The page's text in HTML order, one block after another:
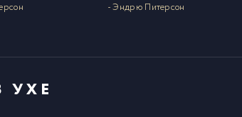
- Эндрю Питерсон
УХЕ